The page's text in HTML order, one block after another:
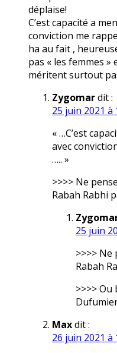
déplaise!
C’est capacité a
conviction me
ha au fait ,
pas « les femmes »
méritent surtout
Zygomardit :
25 juin 2021 à
« …C’est
avec
….. »
>>>> Ne
Rabah Rabhi
25 juin
>>>>
Rabah
>>>>
Maxdit :
26 juin 2021 à